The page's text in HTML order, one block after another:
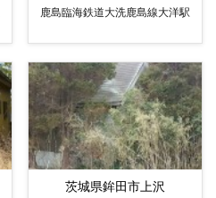
鹿島臨海鉄道大洗鹿島線大洋駅
茨城県鉾田市上沢